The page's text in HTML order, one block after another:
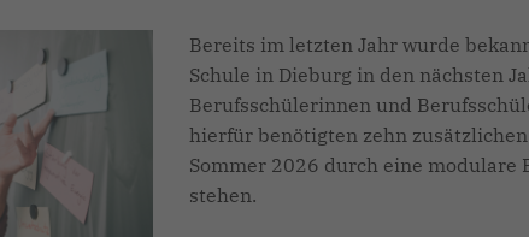
Bereits im letzten Jahr wurde
Schule in Dieburg in den nächsten
Berufsschülerinnen und
hierfür benötigten zehn
Sommer 2026 durch eine modulare
stehen.